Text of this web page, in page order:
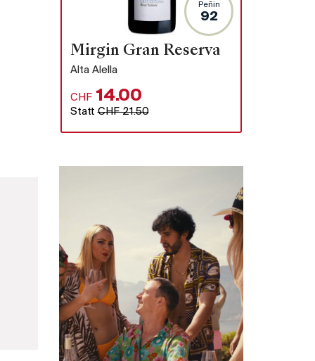
Peñin
92
Mirgin Gran Reserva
Alta Alella
CHF 14.00
StattCHF 21.50